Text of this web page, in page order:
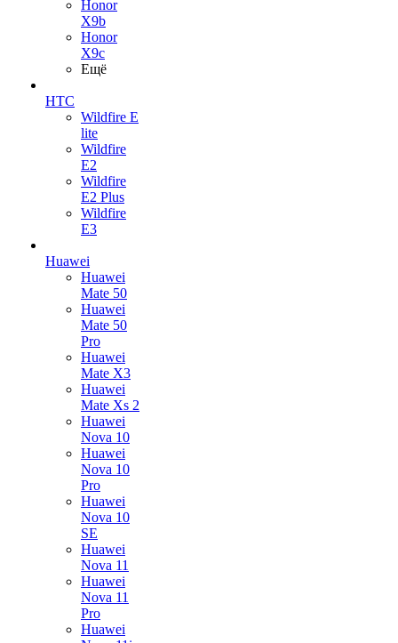
Honor
X9b
Honor
X9c
Ещё
HTC
Wildfire E
lite
Wildfire
E2
Wildfire
E2 Plus
Wildfire
E3
Huawei
Huawei
Mate 50
Huawei
Mate 50
Pro
Huawei
Mate X3
Huawei
Mate Xs 2
Huawei
Nova 10
Huawei
Nova 10
Pro
Huawei
Nova 10
SE
Huawei
Nova 11
Huawei
Nova 11
Pro
Huawei